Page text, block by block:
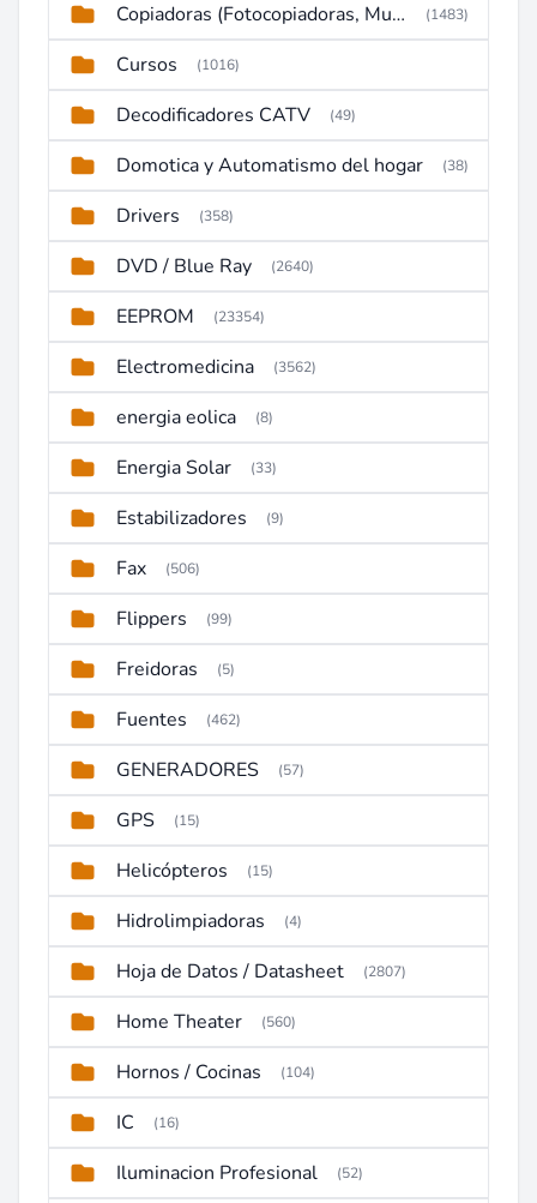
Copiadoras (Fotocopiadoras, Multifunctions, Ploter, etc) (1483)
Cursos (1016)
Decodificadores CATV (49)
Domotica y Automatismo del hogar (38)
Drivers (358)
DVD / Blue Ray (2640)
EEPROM (23354)
Electromedicina (3562)
energia eolica (8)
Energia Solar (33)
Estabilizadores (9)
Fax (506)
Flippers (99)
Freidoras (5)
Fuentes (462)
GENERADORES (57)
GPS (15)
Helicópteros (15)
Hidrolimpiadoras (4)
Hoja de Datos / Datasheet (2807)
Home Theater (560)
Hornos / Cocinas (104)
IC (16)
Iluminacion Profesional (52)